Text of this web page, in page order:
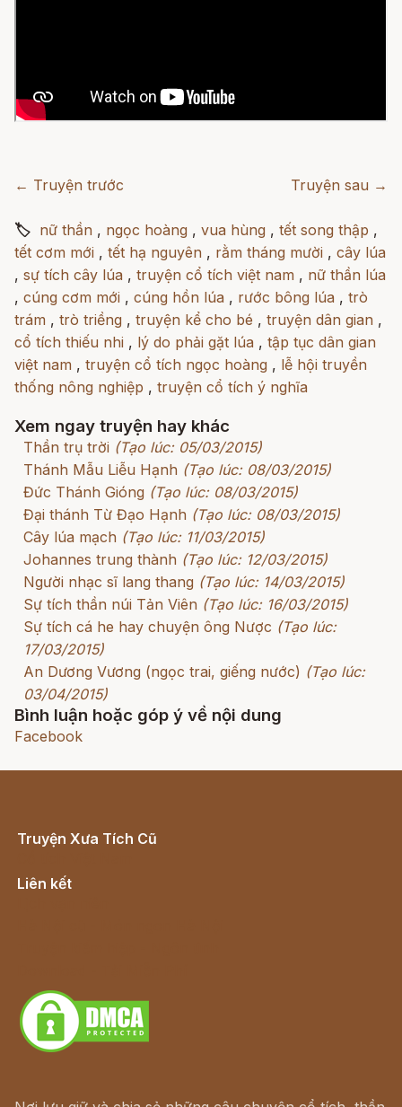
← Truyện trước Truyện sau →
🏷 nữ thần , ngọc hoàng , vua hùng , tết song thập ,
tết cơm mới , tết hạ nguyên , rằm tháng mười , cây lúa
, sự tích cây lúa , truyện cổ tích việt nam , nữ thần lúa
, cúng cơm mới , cúng hồn lúa , rước bông lúa , trò
trám , trò triềng , truyện kể cho bé , truyện dân gian ,
cổ tích thiếu nhi , lý do phải gặt lúa , tập tục dân gian
việt nam , truyện cổ tích ngọc hoàng , lễ hội truyền
thống nông nghiệp , truyện cổ tích ý nghĩa
Xem ngay truyện hay khác
Thần trụ trời (Tạo lúc: 05/03/2015)
Thánh Mẫu Liễu Hạnh (Tạo lúc: 08/03/2015)
Đức Thánh Gióng (Tạo lúc: 08/03/2015)
Đại thánh Từ Đạo Hạnh (Tạo lúc: 08/03/2015)
Cây lúa mạch (Tạo lúc: 11/03/2015)
Johannes trung thành (Tạo lúc: 12/03/2015)
Người nhạc sĩ lang thang (Tạo lúc: 14/03/2015)
Sự tích thần núi Tản Viên (Tạo lúc: 16/03/2015)
Sự tích cá he hay chuyện ông Nược (Tạo lúc:
17/03/2015)
An Dương Vương (ngọc trai, giếng nước) (Tạo lúc:
03/04/2015)
Bình luận hoặc góp ý về nội dung
Facebook
Truyện Xưa Tích Cũ
Liên kết